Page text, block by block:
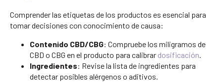
Comprender las etiquetas de los productos es esencial para
tomar decisiones con conocimiento de causa:
Contenido CBD/CBG: Compruebe los miligramos de
CBD o CBG en el producto para calibrar dosificación.
Ingredientes: Revise la lista de ingredientes para
detectar posibles alérgenos o aditivos.